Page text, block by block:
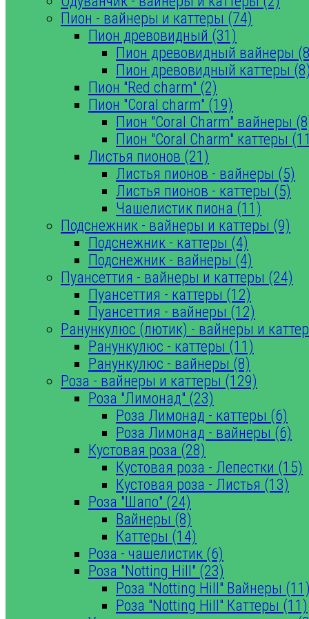
Пион - вайнеры и каттеры (74)
Пион древовидный (31)
Пион древовидный вайнеры
Пион древовидный каттеры (8)
Пион "Red charm" (2)
Пион "Coral charm" (19)
Пион "Coral Charm" вайнеры
Пион "Coral Charm" каттеры
Листья пионов (21)
Листья пионов - вайнеры (5)
Листья пионов - каттеры (5)
Чашелистик пиона (11)
Подснежник - вайнеры и каттеры (9)
Подснежник - каттеры (4)
Подснежник - вайнеры (4)
Пуансеттия - вайнеры и каттеры (24)
Пуансеттия - каттеры (12)
Пуансеттия - вайнеры (12)
Ранункулюс (лютик) - вайнеры и
Ранункулюс - каттеры (11)
Ранункулюс - вайнеры (8)
Роза - вайнеры и каттеры (129)
Роза "Лимонад" (23)
Роза Лимонад - каттеры (6)
Роза Лимонад - вайнеры (6)
Кустовая роза (28)
Кустовая роза - Лепестки (15)
Кустовая роза - Листья (13)
Роза "Шапо" (24)
Вайнеры (8)
Каттеры (14)
Роза - чашелистик (6)
Роза "Notting Hill" (23)
Роза "Notting Hill" Вайнеры (11)
Роза "Notting Hill" Каттеры (11)